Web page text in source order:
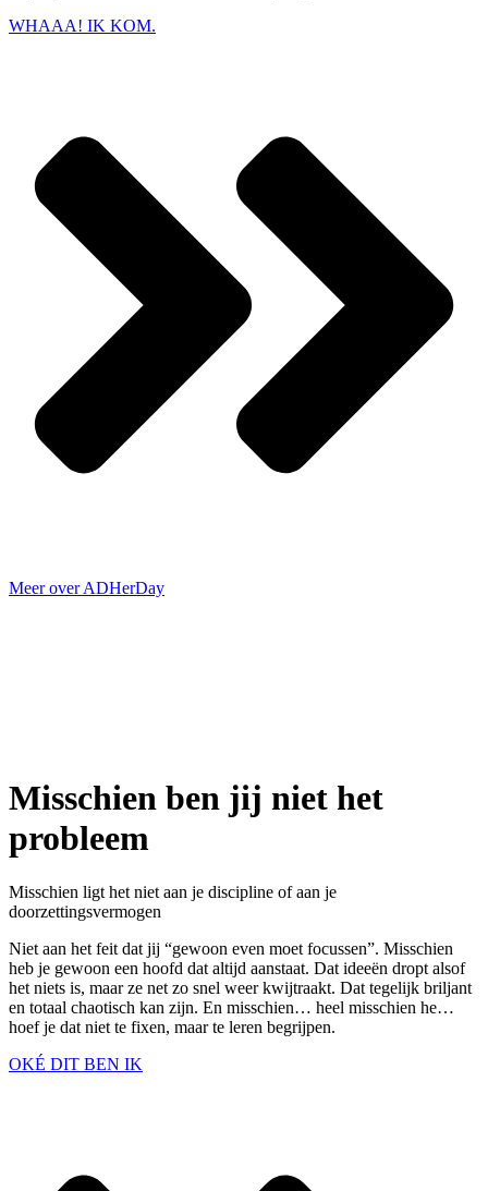
WHAAA! IK KOM.
Meer over ADHerDay
Misschien ben jij niet het
probleem
Misschien ligt het niet aan je discipline of aan je
doorzettingsvermogen
Niet aan het feit dat jij “gewoon even moet focussen”. Misschien
heb je gewoon een hoofd dat altijd aanstaat. Dat ideeën dropt alsof
het niets is, maar ze net zo snel weer kwijtraakt. Dat tegelijk briljant
en totaal chaotisch kan zijn. En misschien… heel misschien he…
hoef je dat niet te fixen, maar te leren begrijpen.
OKÉ DIT BEN IK